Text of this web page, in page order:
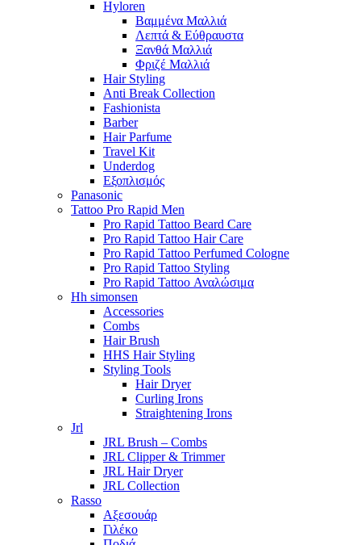
Hyloren
Βαμμένα Μαλλιά
Λεπτά & Εύθραυστα
Ξανθά Μαλλιά
Φριζέ Μαλλιά
Hair Styling
Anti Break Collection
Fashionista
Barber
Hair Parfume
Travel Kit
Underdog
Εξοπλισμός
Panasonic
Tattoo Pro Rapid Men
Pro Rapid Tattoo Beard Care
Pro Rapid Tattoo Hair Care
Pro Rapid Tattoo Perfumed Cologne
Pro Rapid Tattoo Styling
Pro Rapid Tattoo Αναλώσιμα
Hh simonsen
Accessories
Combs
Hair Brush
HHS Hair Styling
Styling Tools
Hair Dryer
Curling Irons
Straightening Irons
Jrl
JRL Brush – Combs
JRL Clipper & Trimmer
JRL Hair Dryer
JRL Collection
Rasso
Αξεσουάρ
Γιλέκο